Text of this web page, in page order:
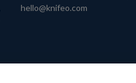
hello@knifeo.com